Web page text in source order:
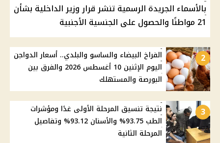
بالأسماء الجريدة الرسمية تنشر قرار وزير الداخلية بشأن
21 مواطنًا والحصول على الجنسية الأجنبية
2
الفراخ البيضاء والساسو والبلدي.. أسعار الدواجن
اليوم الإثنين 10 أغسطس 2026 والفرق بين
البورصة والمستهلك
3
نتيجة تنسيق المرحلة الأولى غدًا ومؤشرات
الطب 93.75% والأسنان 93.12% وتفاصيل
المرحلة الثانية